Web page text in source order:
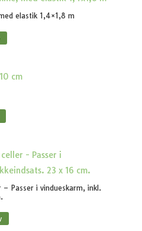
elastik 1,4×1,8 m
– Passer i vindueskarm, inkl.